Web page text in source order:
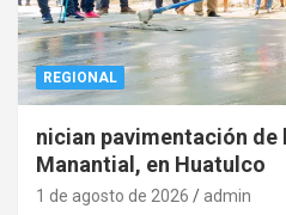
REGIONAL
nician pavimentación de
Manantial, en Huatulco
1 de agosto de 2026 admin